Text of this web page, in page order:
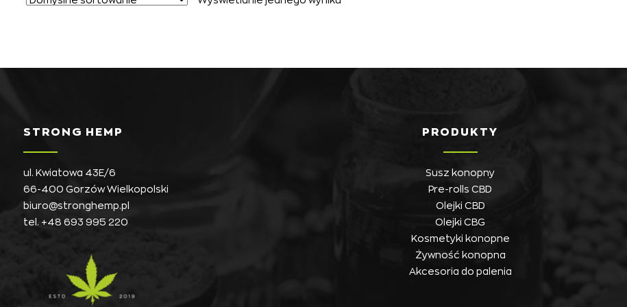
STRONG HEMP
ul. Kwiatowa 43E/6
66-400 Gorzów Wielkopolski
biuro@stronghemp.pl
tel. +48 693 995 220
PRODUKTY
Susz konopny
Pre-rolls CBD
Olejki CBD
Olejki CBG
Kosmetyki konopne
Żywność konopna
Akcesoria do palenia